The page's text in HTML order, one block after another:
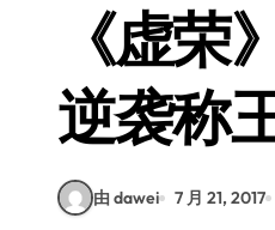
极简美学
《虚荣
逆袭称
由 dawei 7 月 21, 2017